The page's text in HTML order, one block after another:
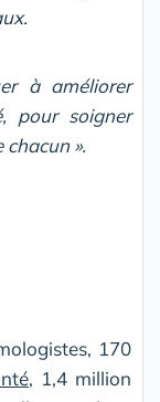
à améliorer
pour soigner
chacun ».
170
, 1,4 million